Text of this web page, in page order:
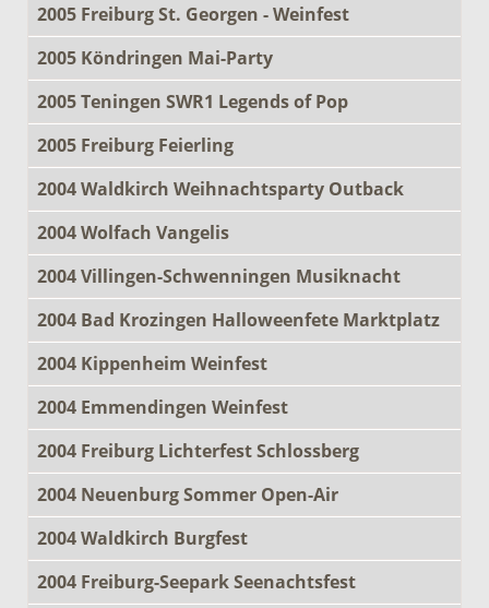
2005 Freiburg St. Georgen - Weinfest
2005 Köndringen Mai-Party
2005 Teningen SWR1 Legends of Pop
2005 Freiburg Feierling
2004 Waldkirch Weihnachtsparty Outback
2004 Wolfach Vangelis
2004 Villingen-Schwenningen Musiknacht
2004 Bad Krozingen Halloweenfete Marktplatz
2004 Kippenheim Weinfest
2004 Emmendingen Weinfest
2004 Freiburg Lichterfest Schlossberg
2004 Neuenburg Sommer Open-Air
2004 Waldkirch Burgfest
2004 Freiburg-Seepark Seenachtsfest